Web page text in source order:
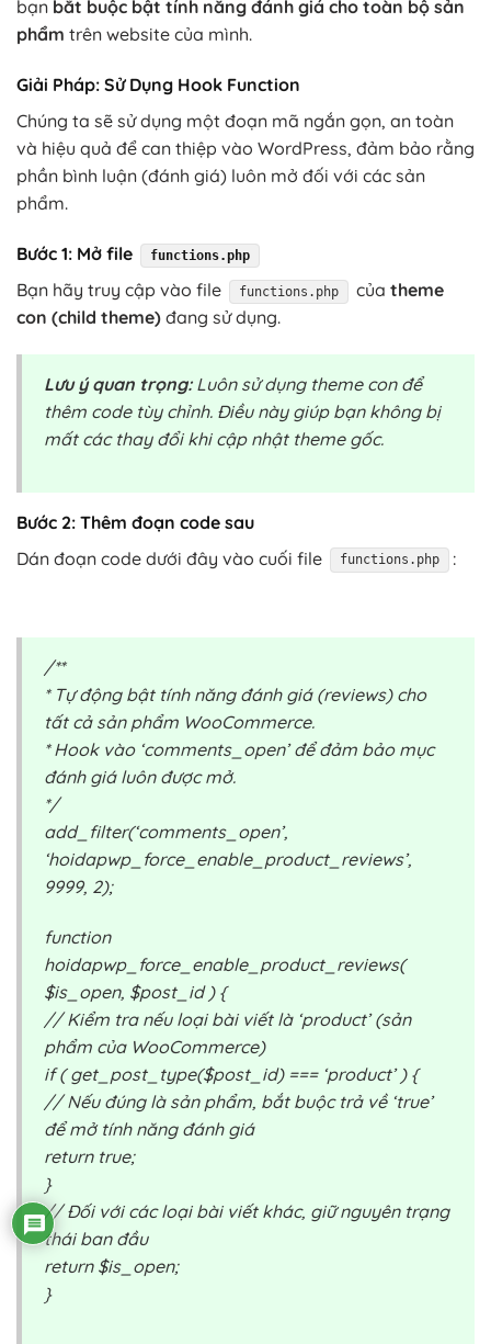
bạn bắt buộc bật tính năng đánh giá cho toàn bộ sản
phẩm trên website của mình.
Giải Pháp: Sử Dụng Hook Function
Chúng ta sẽ sử dụng một đoạn mã ngắn gọn, an toàn
và hiệu quả để can thiệp vào WordPress, đảm bảo rằng
phần bình luận (đánh giá) luôn mở đối với các sản
phẩm.
Bước 1: Mở file functions.php
Bạn hãy truy cập vào file functions.php củatheme
con (child theme) đang sử dụng.
Lưu ý quan trọng:Luôn sử dụng theme con để
thêm code tùy chỉnh. Điều này giúp bạn không bị
mất các thay đổi khi cập nhật theme gốc.
Bước 2: Thêm đoạn code sau
Dán đoạn code dưới đây vào cuối file
functions.php :
/**
* Tự động bật tính năng đánh giá (reviews) cho
tất cả sản phẩm WooCommerce.
* Hook vào ‘comments_open’ để đảm bảo mục
đánh giá luôn được mở.
*/
add_filter(‘comments_open’,
‘hoidapwp_force_enable_product_reviews’,
9999, 2);
function
hoidapwp_force_enable_product_reviews(
$is_open, $post_id ) {
// Kiểm tra nếu loại bài viết là ‘product’ (sản
phẩm của WooCommerce)
if ( get_post_type($post_id) === ‘product’ ) {
// Nếu đúng là sản phẩm, bắt buộc trả về ‘true’
để mở tính năng đánh giá
return true;
}
// Đối với các loại bài viết khác, giữ nguyên trạng
thái ban đầu
return $is_open;
}